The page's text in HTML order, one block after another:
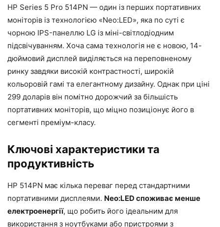
HP Series 5 Pro 514PN — один із перших портативних
моніторів із технологією «Neo:LED», яка по суті є
чорною IPS-панеллю LG із міні-світлодіодним
підсвічуванням. Хоча сама технологія не є новою, 14-
дюймовий дисплей виділяється на переповненому
ринку завдяки високій контрастності, широкій
кольоровій гамі та елегантному дизайну. Однак при ціні
299 доларів він помітно дорожчий за більшість
портативних моніторів, що міцно позиціонує його в
сегменті преміум-класу.
Ключові характеристики та
продуктивність
HP 514PN має кілька переваг перед стандартними
портативними дисплеями. Neo:LED споживає менше
електроенергії, що робить його ідеальним для
використання з ноутбуками або пристроями з